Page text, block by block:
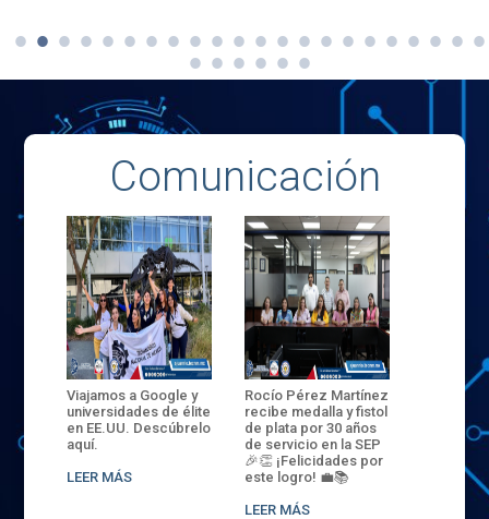
Comunicación
Viajamos a Google y
universidades de élite
en EE.UU. Descúbrelo
aquí.
LEER MÁS
Rocío Pérez Martínez
recibe medalla y fistol
de plata por 30 años
de servicio en la SEP
🎉👏 ¡Felicidades por
este logro! 💼📚
LEER MÁS
ENECB-
del
batalla.
32
sede